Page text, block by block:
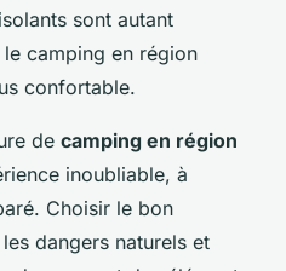
sont autant
camping en région
confortable.
de camping en région
inoubliable, à
Choisir le bon
dangers naturels et